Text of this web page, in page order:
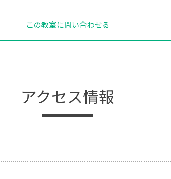
この教室に問い合わせる
アクセス情報